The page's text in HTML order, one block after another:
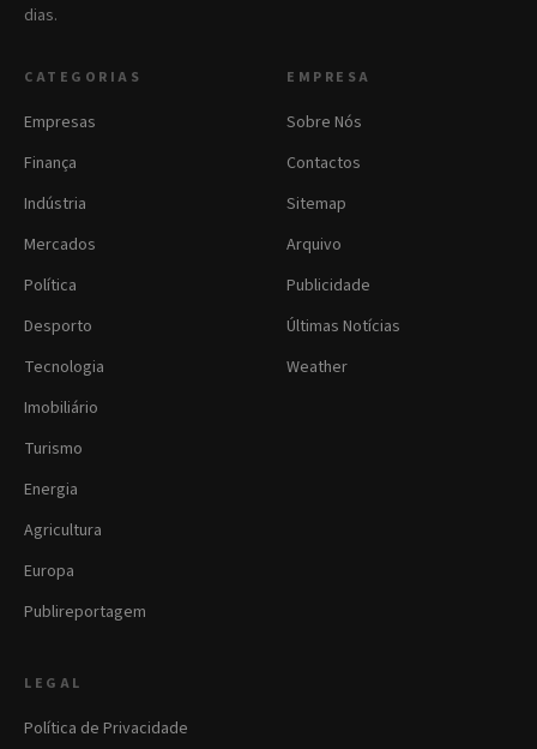
dias.
CATEGORIAS
Empresas
Finança
Indústria
Mercados
Política
Desporto
Tecnologia
Imobiliário
Turismo
Energia
Agricultura
Europa
Publireportagem
EMPRESA
Sobre Nós
Contactos
Sitemap
Arquivo
Publicidade
Últimas Notícias
Weather
LEGAL
Política de Privacidade